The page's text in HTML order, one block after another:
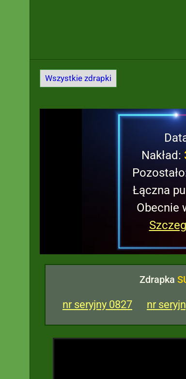
Wszystkie zdrapki
Nakład:
Łączna
Obecnie
Zdrapka
nr seryjny 0827 nr